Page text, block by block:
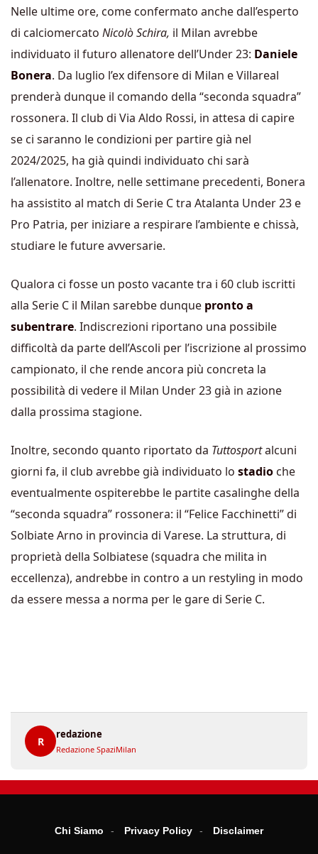
Nelle ultime ore, come confermato anche dall’esperto
di calciomercato Nicolò Schira, il Milan avrebbe
individuato il futuro allenatore dell’Under 23: Daniele
Bonera. Da luglio l’ex difensore di Milan e Villareal
prenderà dunque il comando della “seconda squadra”
rossonera. Il club di Via Aldo Rossi, in attesa di capire
se ci saranno le condizioni per partire già nel
2024/2025, ha già quindi individuato chi sarà
l’allenatore. Inoltre, nelle settimane precedenti, Bonera
ha assistito al match di Serie C tra Atalanta Under 23 e
Pro Patria, per iniziare a respirare l’ambiente e chissà,
studiare le future avversarie.
Qualora ci fosse un posto vacante tra i 60 club iscritti
alla Serie C il Milan sarebbe dunque pronto a
subentrare. Indiscrezioni riportano una possibile
difficoltà da parte dell’Ascoli per l’iscrizione al prossimo
campionato, il che rende ancora più concreta la
possibilità di vedere il Milan Under 23 già in azione
dalla prossima stagione.
Inoltre, secondo quanto riportato da Tuttosportalcuni
giorni fa, il club avrebbe già individuato lo stadio che
eventualmente ospiterebbe le partite casalinghe della
“seconda squadra” rossonera: il “Felice Facchinetti” di
Solbiate Arno in provincia di Varese. La struttura, di
proprietà della Solbiatese (squadra che milita in
eccellenza), andrebbe in contro a un restyling in modo
da essere messa a norma per le gare di Serie C.
R
redazione
Redazione SpaziMilan
Chi Siamo Privacy Policy Disclaimer